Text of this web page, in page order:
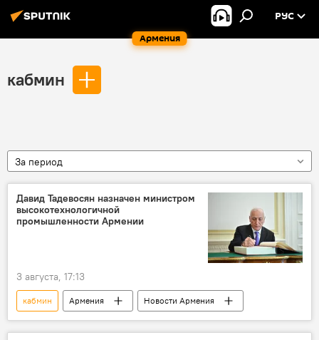
Армения
РУС
кабмин
За период
Давид Тадевосян назначен министром
высокотехнологичной
промышленности Армении
3 августа, 17:13
кабмин Армения Новости Армения